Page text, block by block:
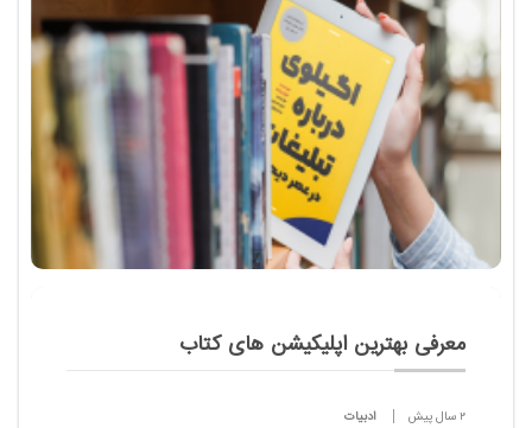
از لحظات انسانی، چنان در هم تنیده می‌شوند که مرز
میان آن‌ها محو می‌گردد.​
معرفی بهترین اپلیکیشن های کتاب
2 سال پیش ادبیات